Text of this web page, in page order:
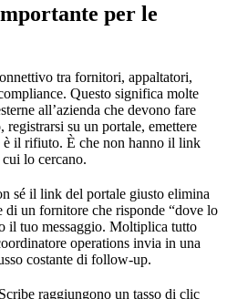
per le
tra fornitori, appaltatori,
Questo significa molte
all’azienda che devono fare
su un portale, emettere
è il rifiuto. È che non hanno il link
lo cercano.
sé il link del portale giusto elimina
di un fornitore che risponde “dove lo
il tuo messaggio. Moltiplica tutto
operations invia in una
costante di follow-up.
raggiungono un tasso di clic